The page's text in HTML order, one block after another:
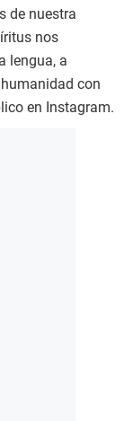
de nuestra
nos
lengua, a
con
en Instagram.